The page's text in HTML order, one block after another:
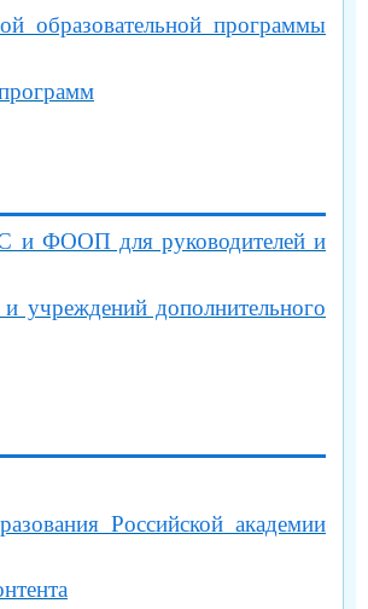
образовательной программы
и ФООП для руководителей и
дополнительного
Российской академии